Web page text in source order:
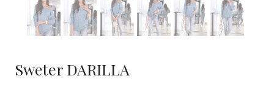
Sweter DARILLA